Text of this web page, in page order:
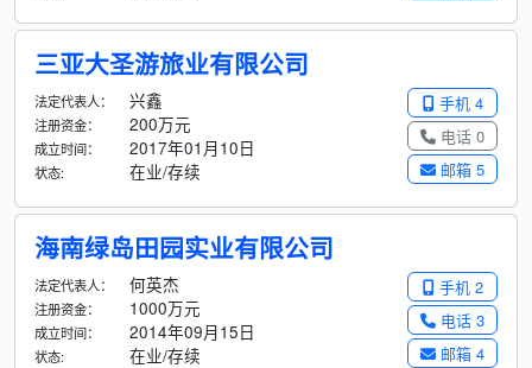
三亚大圣游旅业有限公司
手机 4
电话 0
邮箱 5
法定代表人： 兴鑫
注册资金： 200万元
成立时间： 2017年01月10日
状态: 在业/存续
海南绿岛田园实业有限公司
手机 2
电话 3
邮箱 4
法定代表人： 何英杰
注册资金： 1000万元
成立时间： 2014年09月15日
状态: 在业/存续